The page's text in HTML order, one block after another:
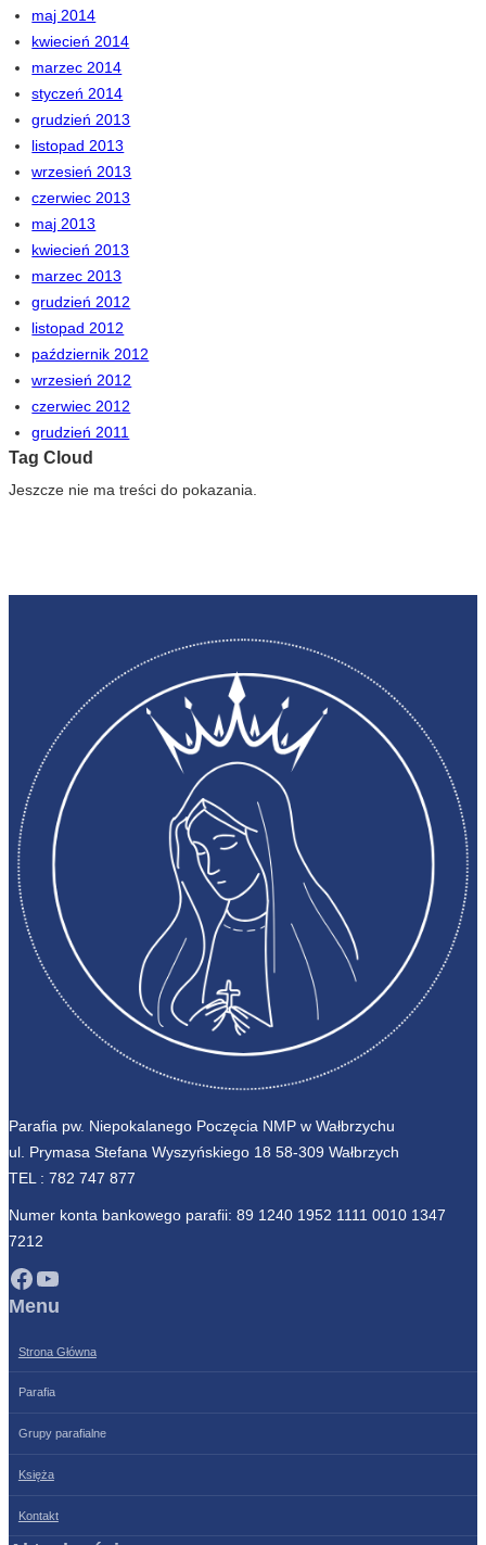
maj 2014
kwiecień 2014
marzec 2014
styczeń 2014
grudzień 2013
listopad 2013
wrzesień 2013
czerwiec 2013
maj 2013
kwiecień 2013
marzec 2013
grudzień 2012
listopad 2012
październik 2012
wrzesień 2012
czerwiec 2012
grudzień 2011
Tag Cloud
Jeszcze nie ma treści do pokazania.
Parafia pw. Niepokalanego Poczęcia NMP w Wałbrzychu
ul. Prymasa Stefana Wyszyńskiego 18 58-309 Wałbrzych
TEL : 782 747 877
Numer konta bankowego parafii: 89 1240 1952 1111 0010 1347
7212
Facebook YouTube
Menu
Strona Główna
Parafia
Grupy parafialne
Księża
Kontakt